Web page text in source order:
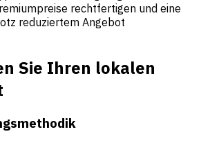
rechtfertigen und eine
reduziertem Angebot
Sie Ihren lokalen